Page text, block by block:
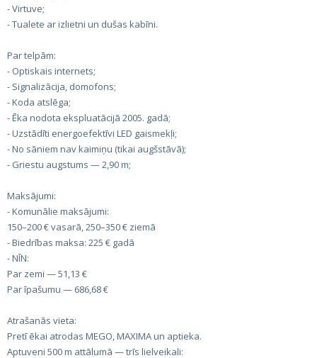
- Virtuve;
- Tualete ar izlietni un dušas kabīni.
Par telpām:
- Optiskais internets;
- Signalizācija, domofons;
- Koda atslēga;
- Ēka nodota ekspluatācijā 2005. gadā;
- Uzstādīti energoefektīvi LED gaismekļi;
- No sāniem nav kaimiņu (tikai augšstāvā);
- Griestu augstums — 2,90 m;
Maksājumi:
- Komunālie maksājumi:
150–200 € vasarā, 250–350 € ziemā
- Biedrības maksa: 225 € gadā
- NĪN:
Par zemi — 51,13 €
Par īpašumu — 686,68 €
Atrašanās vieta:
Pretī ēkai atrodas MEGO, MAXIMA un aptieka.
Aptuveni 500 m attālumā — trīs lielveikali: